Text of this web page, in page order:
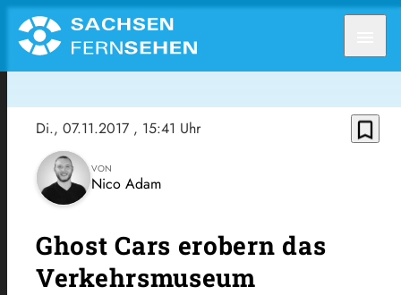
Di., 07.11.2017 , 15:41 Uhr bookmark_border
VON
Nico Adam
Ghost Cars erobern das
Verkehrsmuseum